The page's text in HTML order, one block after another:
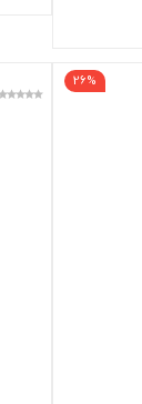
26%